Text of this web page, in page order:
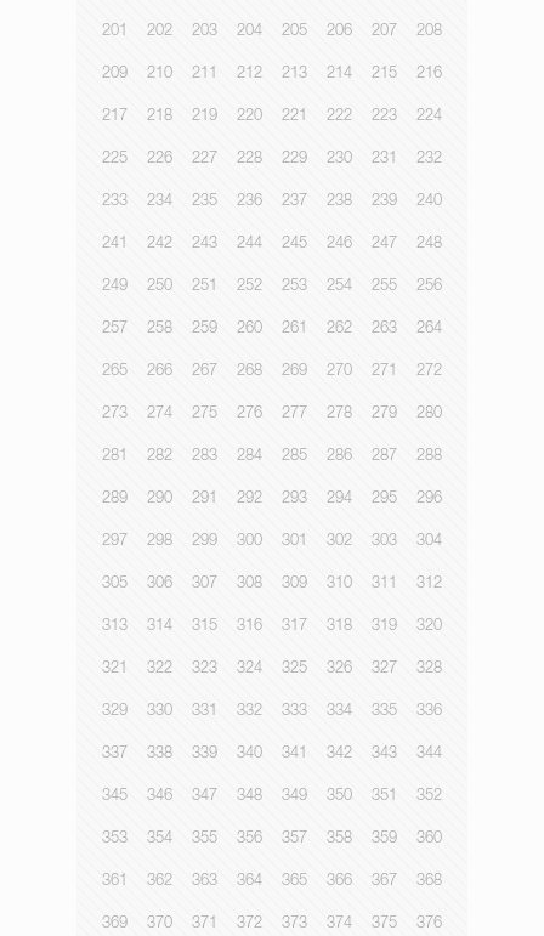
201 202 203 204 205 206 207 208
209 210 211 212 213 214 215 216
217 218 219 220 221 222 223 224
225 226 227 228 229 230 231 232
233 234 235 236 237 238 239 240
241 242 243 244 245 246 247 248
249 250 251 252 253 254 255 256
257 258 259 260 261 262 263 264
265 266 267 268 269 270 271 272
273 274 275 276 277 278 279 280
281 282 283 284 285 286 287 288
289 290 291 292 293 294 295 296
297 298 299 300 301 302 303 304
305 306 307 308 309 310 311 312
313 314 315 316 317 318 319 320
321 322 323 324 325 326 327 328
329 330 331 332 333 334 335 336
337 338 339 340 341 342 343 344
345 346 347 348 349 350 351 352
353 354 355 356 357 358 359 360
361 362 363 364 365 366 367 368
369 370 371 372 373 374 375 376